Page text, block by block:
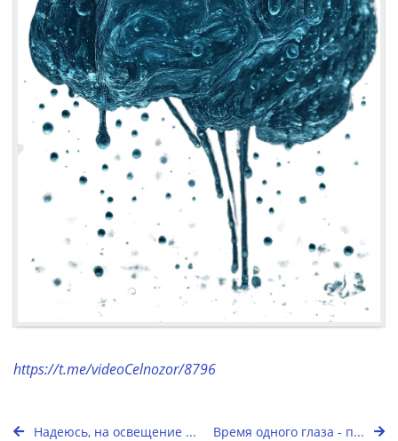
https://t.me/videoCelnozor/8796
Надеюсь, на освещение ... Время одного глаза - п...